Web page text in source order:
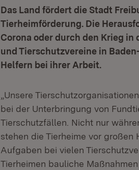
Das Land fördert die Stadt
Tierheimförderung. Die
Corona oder durch den Krieg
und Tierschutzvereine in
Helfern bei ihrer Arbeit.
„Unsere
bei der Unterbringung von
Tierschutzfällen. Nicht nur
stehen die Tierheime vor
Aufgaben bei vielen
Tierheimen bauliche